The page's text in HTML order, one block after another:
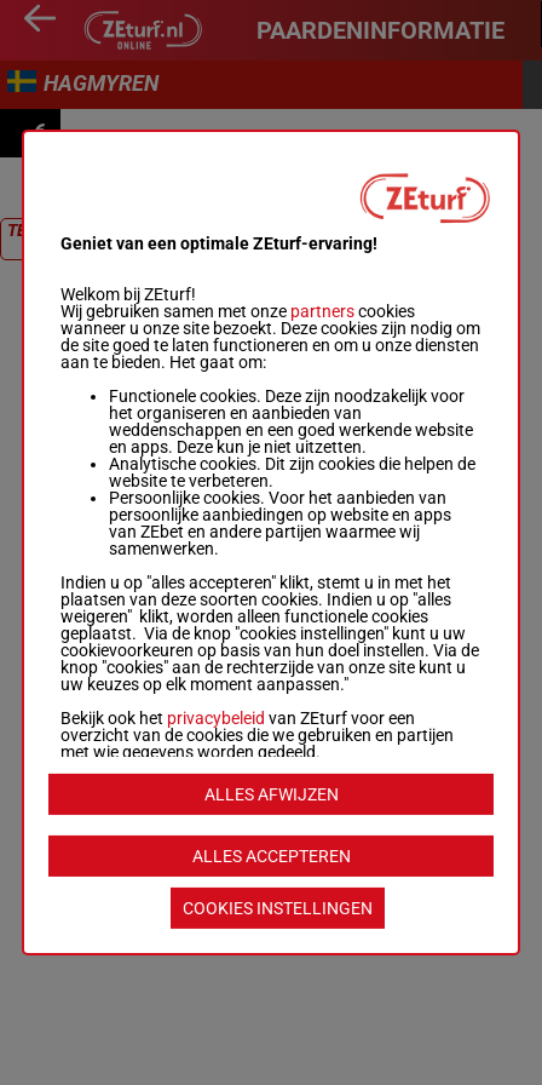
PAARDENINFORMATIE
HAGMYREN
6
TERUG NAAR
RACEGeniet van een optimale ZEturf-ervaring!
Welkom bij ZEturf!
Wij gebruiken samen met onze partnerscookies
wanneer u onze site bezoekt. Deze cookies zijn nodig om
de site goed te laten functioneren en om u onze diensten
aan te bieden. Het gaat om:
Functionele cookies. Deze zijn noodzakelijk voor
het organiseren en aanbieden van
weddenschappen en een goed werkende website
en apps. Deze kun je niet uitzetten.
Analytische cookies. Dit zijn cookies die helpen de
website te verbeteren.
Persoonlijke cookies. Voor het aanbieden van
persoonlijke aanbiedingen op website en apps
van ZEbet en andere partijen waarmee wij
samenwerken.
Indien u op "alles accepteren" klikt, stemt u in met het
plaatsen van deze soorten cookies. Indien u op "alles
weigeren" klikt, worden alleen functionele cookies
geplaatst. Via de knop "cookies instellingen" kunt u uw
cookievoorkeuren op basis van hun doel instellen. Via de
knop "cookies" aan de rechterzijde van onze site kunt u
uw keuzes op elk moment aanpassen."
Bekijk ook het privacybeleid van ZEturf voor een
overzicht van de cookies die we gebruiken en partijen
met wie gegevens worden gedeeld.
ALLES ACCEPTEREN
ALLES AFWIJZEN
COOKIES INSTELLINGEN